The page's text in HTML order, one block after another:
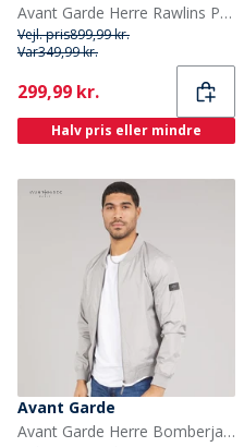
Avant Garde Herre Rawlins Puffer Jakke Sort
Vejl. pris899,99 kr.
Var349,99 kr.
Current
299,99 kr.
Halv pris eller mindre
Avant Garde
Avant Garde Herre Bomberjakke Lysegrå